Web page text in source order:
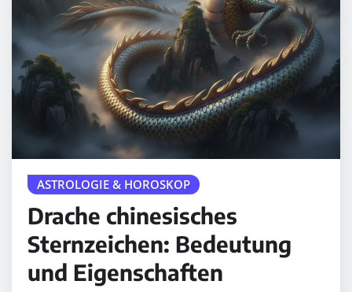
ASTROLOGIE & HOROSKOP
Drache chinesisches
Sternzeichen: Bedeutung
und Eigenschaften